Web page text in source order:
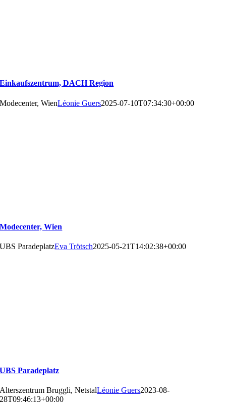
Einkaufszentrum, DACH Region
Modecenter, WienLéonie Guers2025-07-10T07:34:30+00:00
Modecenter, Wien
UBS ParadeplatzEva Trötsch2025-05-21T14:02:38+00:00
UBS Paradeplatz
Alterszentrum Bruggli, NetstalLéonie Guers2023-08-
28T09:46:13+00:00